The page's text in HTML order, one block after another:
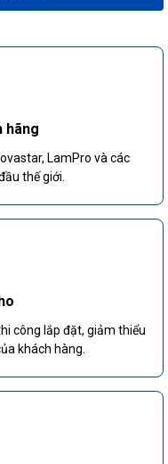
hãng
LamPro và các
thế giới.
công lắp đặt, giảm thiểu
khách hàng.